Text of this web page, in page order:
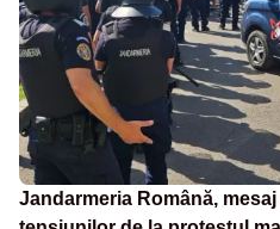
Jandarmeria Română,